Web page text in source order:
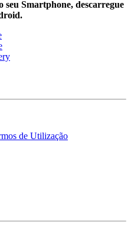
seu Smartphone, descarregue
de Utilização